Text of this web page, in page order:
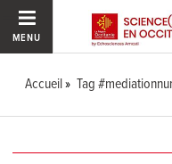
MENU
Accueil Tag